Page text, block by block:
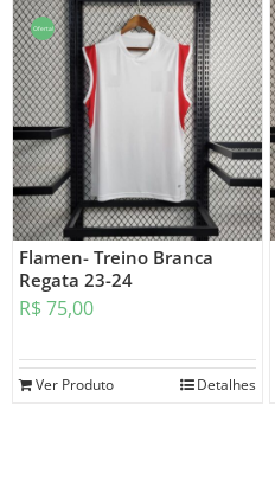
Oferta!
Flamen- Treino Branca
Regata 23-24
R$ 75,00
Ver Produto Detalhes